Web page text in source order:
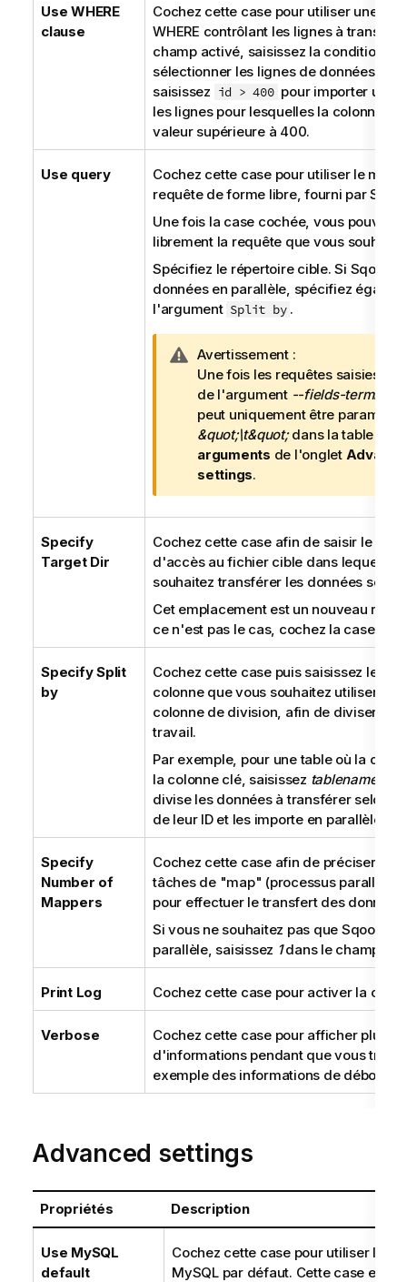
Use WHERE
clause
Cochez cette case pour utiliser une
WHERE contrôlant les lignes à
champ activé, saisissez la condition
sélectionner les lignes de données.
saisissez id > 400 pour importer
les lignes pour lesquelles la colonne
valeur supérieure à 400.
Use query
Cochez cette case pour utiliser le
requête de forme libre, fourni par
Une fois la case cochée, vous pouvez
librement la requête que vous
Spécifiez le répertoire cible. Si Sqoop
données en parallèle, spécifiez
l'argument Split by .
N
o
t
e
I
n
f
o
r
t
o
n
Avertissement :
Une fois les requêtes saisies, la
de l'argument --fields-
peut uniquement être
&quot;\t&quot;dans la table
arguments de l'onglet
settings.
Specify
Target Dir
Cochez cette case afin de saisir le
d'accès au fichier cible dans lequel
souhaitez transférer les données
Cet emplacement est un nouveau
ce n'est pas le cas, cochez la case
Specify Split
by
Cochez cette case puis saisissez le
colonne que vous souhaitez utiliser
colonne de division, afin de diviser la
travail.
Par exemple, pour une table où la
la colonne clé, saisissez tablename.id
divise les données à transférer selon
de leur ID et les importe en parallèle.
Specify
Number of
Mappers
Cochez cette case afin de préciser le
tâches de "map" (processus
pour effectuer le transfert des données.
Si vous ne souhaitez pas que Sqoop
parallèle, saisissez 1dans le champ
Print Log Cochez cette case pour activer la case
Verbose
Cochez cette case pour afficher plus
d'informations pendant que vous
exemple des informations de
Advanced settings
Propriétés Description
Use MySQL
default
Cochez cette case pour utiliser les
MySQL par défaut. Cette case est